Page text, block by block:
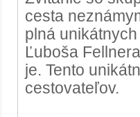
cesta
plná
Ľuboša
je. Tento
cestovateľov.